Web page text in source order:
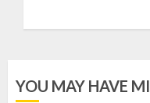
YOU MAY HAVE